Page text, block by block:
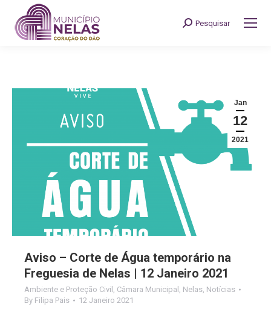
Search:
Pesquisar
Jan
12
2021
Aviso – Corte de Água temporário na
Freguesia de Nelas | 12 Janeiro 2021
Ambiente e Proteção Civil , Câmara Municipal , Nelas, Notícias
By Filipa Pais 12 Janeiro 2021